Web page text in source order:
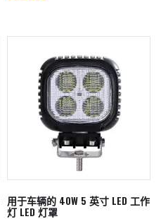
用于车辆的 40W 5 英寸 LED 工作
灯 LED 灯罩